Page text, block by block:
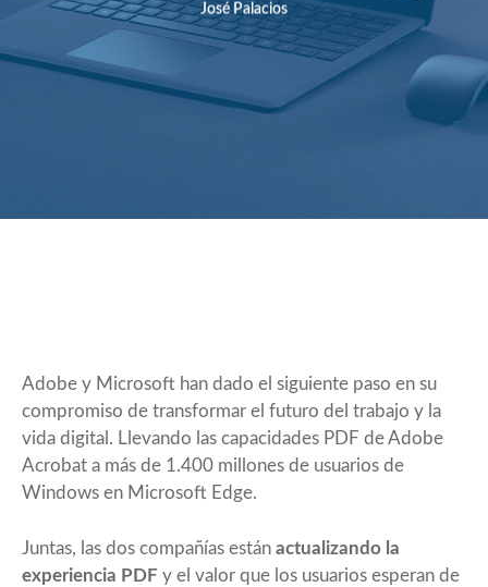
José Palacios
Adobe y Microsoft han dado el siguiente paso en su
compromiso de transformar el futuro del trabajo y la
vida digital. Llevando las capacidades PDF de Adobe
Acrobat a más de 1.400 millones de usuarios de
Windows en Microsoft Edge.
Juntas, las dos compañías están actualizando la
experiencia PDF y el valor que los usuarios esperan de